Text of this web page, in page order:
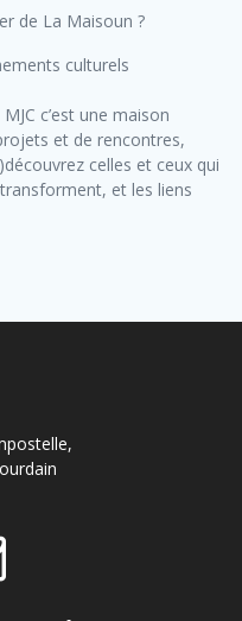
de La Maisoun ?
culturels
c’est une maison
et de rencontres,
celles et ceux qui
et les liens